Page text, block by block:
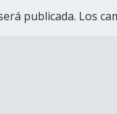
publicada. Los